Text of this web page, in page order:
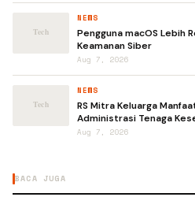
NEWS
Pengguna macOS Lebih
Keamanan Siber
Aug 7, 2026
NEWS
RS Mitra Keluarga
Administrasi Tenaga
Aug 7, 2026
BACA JUGA